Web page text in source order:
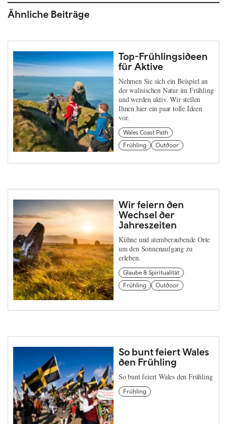
Ähnliche Beiträge
Top-Frühlingsideen
für Aktive
Nehmen Sie sich ein Beispiel an
der walisischen Natur im Frühling
und werden aktiv. Wir stellen
Ihnen hier ein paar tolle Ideen
vor.
Wales Coast Path
Frühling
Outdoor
Wir feiern den
Wechsel der
Jahreszeiten
Kühne und atemberaubende Orte
um den Sonnenaufgang zu
erleben.
Glaube & Spiritualität
Frühling
Outdoor
So bunt feiert Wales
den Frühling
So bunt feiert Wales den Frühling
Frühling